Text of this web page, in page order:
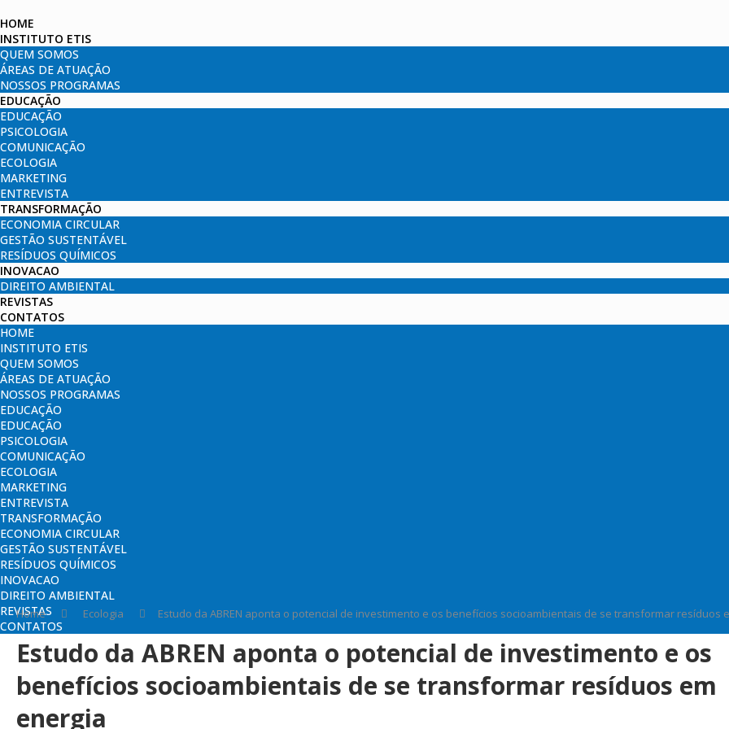
HOME
INSTITUTO ETIS
QUEM SOMOS
ÁREAS DE ATUAÇÃO
NOSSOS PROGRAMAS
EDUCAÇÃO
EDUCAÇÃO
PSICOLOGIA
COMUNICAÇÃO
ECOLOGIA
MARKETING
ENTREVISTA
TRANSFORMAÇÃO
ECONOMIA CIRCULAR
GESTÃO SUSTENTÁVEL
RESÍDUOS QUÍMICOS
INOVACAO
DIREITO AMBIENTAL
REVISTAS
CONTATOS
HOME
INSTITUTO ETIS
QUEM SOMOS
ÁREAS DE ATUAÇÃO
NOSSOS PROGRAMAS
EDUCAÇÃO
EDUCAÇÃO
PSICOLOGIA
COMUNICAÇÃO
ECOLOGIA
MARKETING
ENTREVISTA
TRANSFORMAÇÃO
ECONOMIA CIRCULAR
GESTÃO SUSTENTÁVEL
RESÍDUOS QUÍMICOS
INOVACAO
DIREITO AMBIENTAL
REVISTAS
CONTATOS
Home Ecologia Estudo da ABREN aponta o potencial de investimento e os benefícios socioambientais de se transformar resíduos
Estudo da ABREN aponta o potencial de investimento e os
benefícios socioambientais de se transformar resíduos em
energia